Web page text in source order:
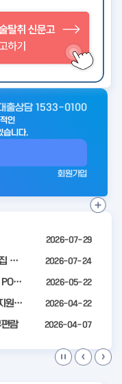
출상담 1533-0100
인
습니다.
회원가입
2026-07-29
2026년 전국우수시장박람회 참가시장 모집 공고 2026-07-24
2026년 클린제조환경조성 사업 공급기업 POOL 안내 2026-05-22
「2026년 희망리턴패키지 위기 소상공인 지원」모집 통합 2차 수정 공고 2026-04-22
람 2026-04-07
공